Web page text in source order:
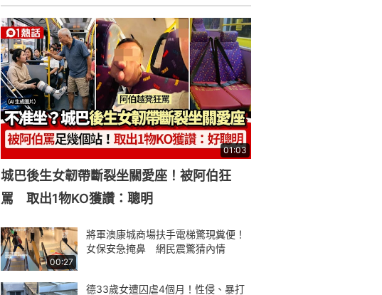
01:03
城巴後生女韌帶斷裂坐關愛座！被阿伯狂
罵 取出1物KO獲讚：聰明
00:27
將軍澳康城商場扶手電梯驚現糞便！
女保安急掩鼻 網民震驚猜內情
德33歲女遭囚虐4個月！性侵、暴打